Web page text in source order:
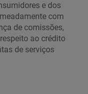
e dos
com
de comissões,
ao crédito
de serviços